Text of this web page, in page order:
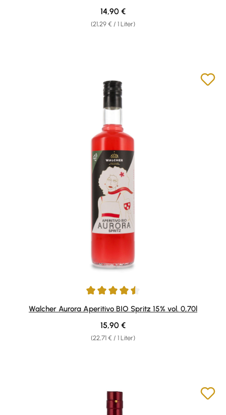
(21,29 € / 1 Liter)
Regulärer Preis:
14,90 €
Durchschnittliche Bewertung von 4.5 von 5 Sternen
Walcher Aurora Aperitivo BIO Spritz 15% vol. 0,70l
(22,71 € / 1 Liter)
Regulärer Preis:
15,90 €